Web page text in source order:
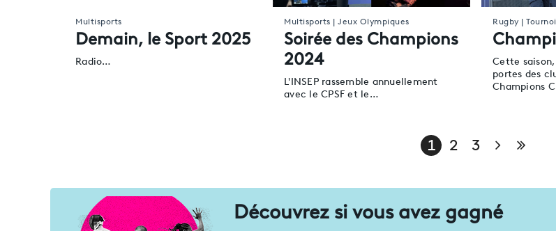
Multisports
Demain, le Sport 2025
Radio…
Multisports | Jeux Olympiques
Soirée des Champions
2024
L'INSEP rassemble annuellement
avec le CPSF et le…
Rugby |
Cette
portes des
Champions
1 2 3 Page
Découvrez si vous avez gagné